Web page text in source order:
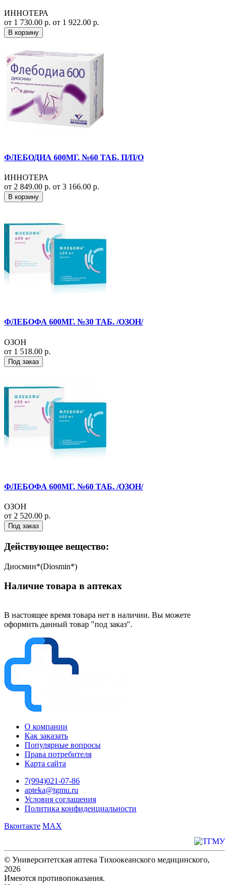
ИННОТЕРА
от 1 730.00 р. от 1 922.00 р.
В корзину
ФЛЕБОДИА 600МГ. №60 ТАБ. П/П/О
ИННОТЕРА
от 2 849.00 р. от 3 166.00 р.
В корзину
ФЛЕБОФА 600МГ. №30 ТАБ. /ОЗОН/
ОЗОН
от 1 518.00 р.
Под заказ
ФЛЕБОФА 600МГ. №60 ТАБ. /ОЗОН/
ОЗОН
от 2 520.00 р.
Под заказ
Действующее вещество:
Диосмин*(Diosmin*)
Наличие товара в аптеках
В настоящее время товара нет в наличии. Вы можете
оформить данный товар "под заказ".
О компании
Как заказать
Популярные вопросы
Права потребителя
Карта сайта
7(994)021-07-86
apteka@tgmu.ru
Условия соглашения
Политика конфиденциальности
Вконтакте MAX
© Университетская аптека Тихоокеанского медицинского,
2026
Имеются противопоказания.